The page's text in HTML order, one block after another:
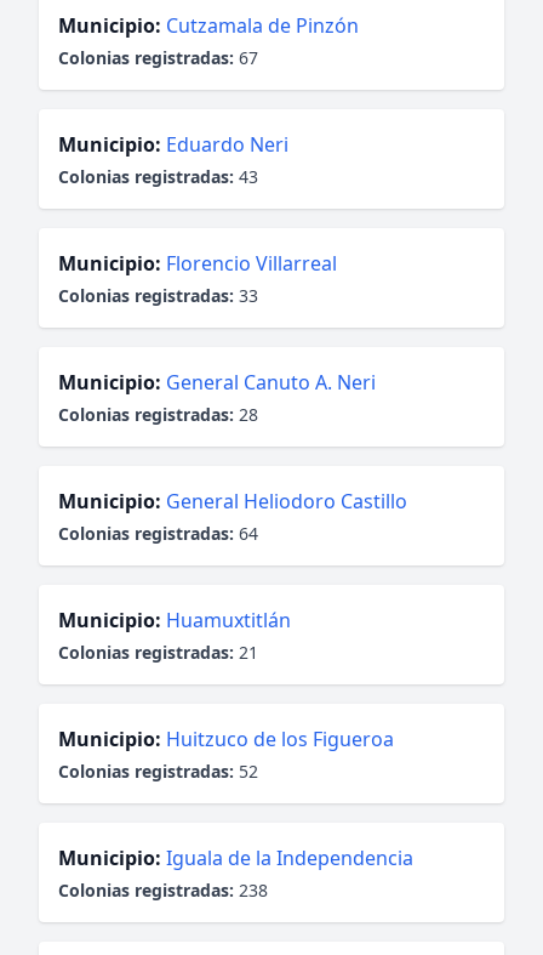
Municipio: Cutzamala de Pinzón
Colonias registradas: 67
Municipio: Eduardo Neri
Colonias registradas: 43
Municipio: Florencio Villarreal
Colonias registradas: 33
Municipio: General Canuto A. Neri
Colonias registradas: 28
Municipio: General Heliodoro Castillo
Colonias registradas: 64
Municipio: Huamuxtitlán
Colonias registradas: 21
Municipio: Huitzuco de los Figueroa
Colonias registradas: 52
Municipio: Iguala de la Independencia
Colonias registradas: 238